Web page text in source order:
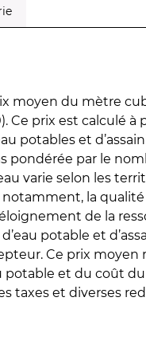
moyen du mètre
Ce prix est calculé à
potables et
pondérée par le
varie selon les
la qualité
de la
potable et
Ce prix moyen
potable et du coût
taxes et diverses